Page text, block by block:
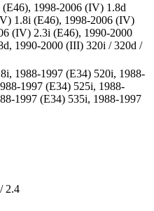
(E46), 1998-2006 (IV) 1.8d
1.8i (E46), 1998-2006 (IV)
(IV) 2.3i (E46), 1990-2000
, 1990-2000 (III) 320i / 320d /
, 1988-1997 (E34) 520i, 1988-
1997 (E34) 525i, 1988-
1997 (E34) 535i, 1988-1997
2.4